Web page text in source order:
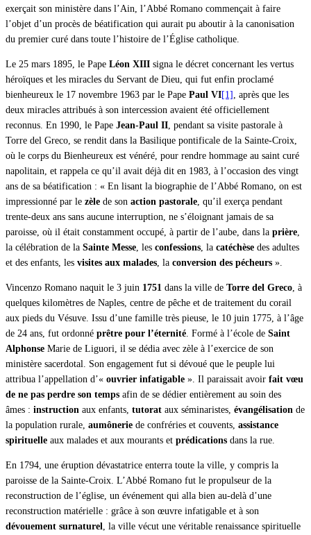
exerçait son ministère dans l’Ain, l’Abbé Romano commençait à faire
l’objet d’un procès de béatification qui aurait pu aboutir à la canonisation
du premier curé dans toute l’histoire de l’Église catholique.
Le 25 mars 1895, le Pape Léon XIII signa le décret concernant les vertus
héroïques et les miracles du Servant de Dieu, qui fut enfin proclamé
bienheureux le 17 novembre 1963 par le Pape Paul VI[1] , après que les
deux miracles attribués à son intercession avaient été officiellement
reconnus. En 1990, le Pape Jean-Paul II , pendant sa visite pastorale à
Torre del Greco, se rendit dans la Basilique pontificale de la Sainte-Croix,
où le corps du Bienheureux est vénéré, pour rendre hommage au saint curé
napolitain, et rappela ce qu’il avait déjà dit en 1983, à l’occasion des vingt
ans de sa béatification : « En lisant la biographie de l’Abbé Romano, on est
impressionné par le zèle de son action pastorale , qu’il exerça pendant
trente-deux ans sans aucune interruption, ne s’éloignant jamais de sa
paroisse, où il était constamment occupé, à partir de l’aube, dans la prière
la célébration de la Sainte Messe , les confessions , la catéchèse des adultes
et des enfants, les visites aux malades , la conversion des pécheurs ».
Vincenzo Romano naquit le 3 juin 1751 dans la ville de Torre del Greco , à
quelques kilomètres de Naples, centre de pêche et de traitement du corail
aux pieds du Vésuve. Issu d’une famille très pieuse, le 10 juin 1775, à l’âge
de 24 ans, fut ordonné prêtre pour l’éternité . Formé à l’école de Saint
Alphonse Marie de Liguori, il se dédia avec zèle à l’exercice de son
ministère sacerdotal. Son engagement fut si dévoué que le peuple lui
attribua l’appellation d’« ouvrier infatigable ». Il paraissait avoir fait vœu
de ne pas perdre son temps afin de se dédier entièrement au soin des
âmes : instruction aux enfants, tutorat aux séminaristes, évangélisation de
la population rurale, aumônerie de confréries et couvents, assistance
spirituelle aux malades et aux mourants et prédications dans la rue.
En 1794, une éruption dévastatrice enterra toute la ville, y compris la
paroisse de la Sainte-Croix. L’Abbé Romano fut le propulseur de la
reconstruction de l’église, un événement qui alla bien au-delà d’une
reconstruction matérielle : grâce à son œuvre infatigable et à son
dévouement surnaturel , la ville vécut une véritable renaissance spirituelle